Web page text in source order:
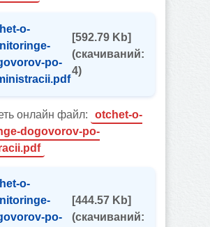
o-
po-
[592.79 Kb]
(cкачиваний:
4)
онлайн файл:
otchet-o-
dogovorov-po-
o-
po-
[444.57 Kb]
(cкачиваний: